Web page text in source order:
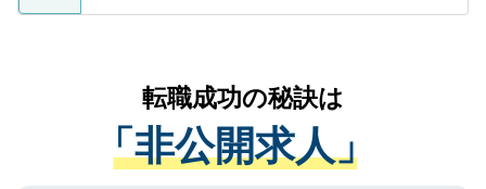
ているすべての個人データはご本人の許可
は、個人情報の取り扱いについての厳密な
管理基準を満たした事業者のみに付与され
る、プライバシーマークを取得済みです。
かがいして、現在の医療機関の状況や紹介
経験をまじえながら、適切なアドバイスを
させていただきます。すぐにご転職をされ
ない方には、長期的なサポートが可能です
転職成功の秘訣は
「非公開求人」